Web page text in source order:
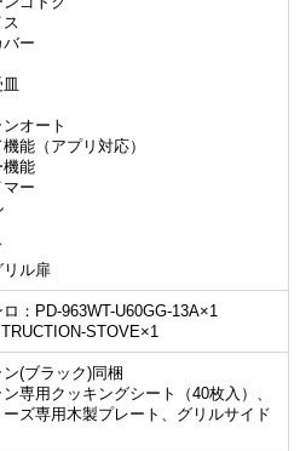
ー
オート
能（アプリ対応）
機能
マー
リル扉
：PD-963WT-U60GG-13A×1
STOVE×1
(ブラック)同梱
専用クッキングシート（40枚入）、
ズ専用木製プレート、グリルサイド